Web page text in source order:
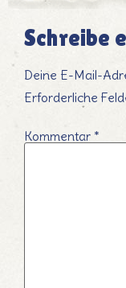
Schreibe
Deine E-Mail-
Erforderliche
Kommentar *